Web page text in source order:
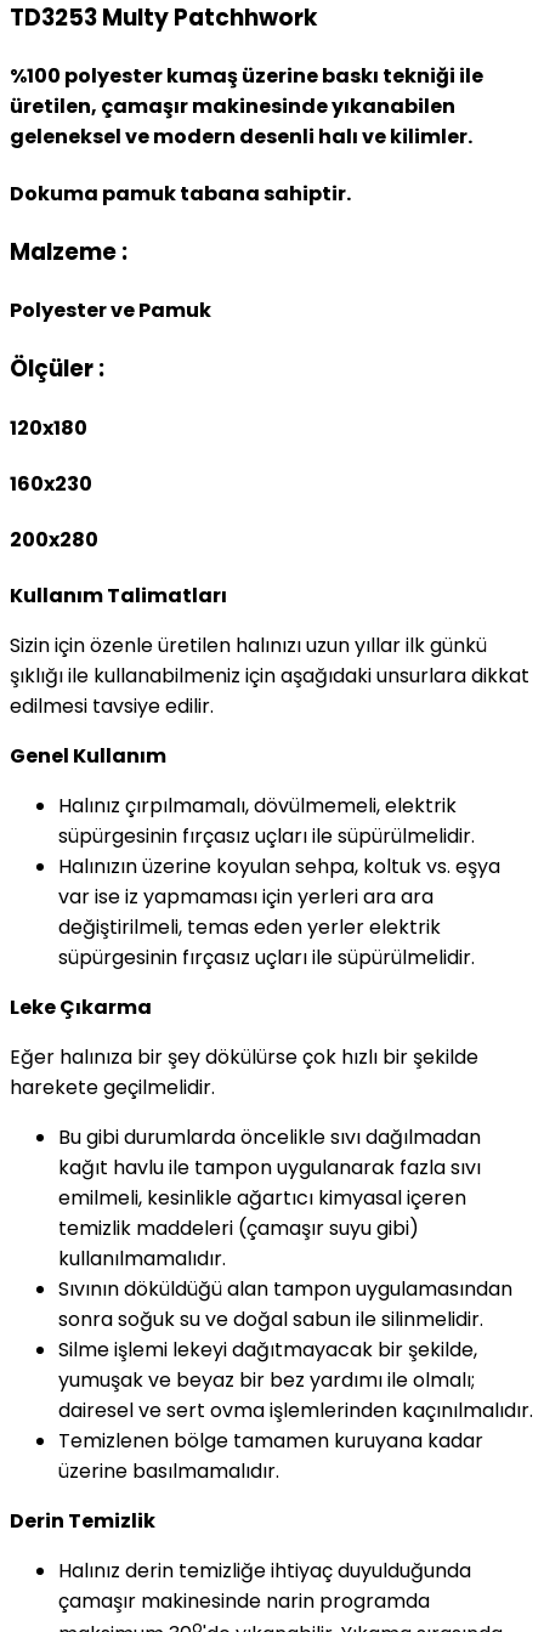
TD3253 Multy Patchhwork
%100 polyester kumaş üzerine baskı tekniği ile
üretilen, çamaşır makinesinde yıkanabilen
geleneksel ve modern desenli halı ve kilimler.
Dokuma pamuk tabana sahiptir.
Malzeme :
Polyester ve Pamuk
Ölçüler :
120x180
160x230
200x280
Kullanım Talimatları
Sizin için özenle üretilen halınızı uzun yıllar ilk günkü
şıklığı ile kullanabilmeniz için aşağıdaki unsurlara dikkat
edilmesi tavsiye edilir.
Genel Kullanım
Halınız çırpılmamalı, dövülmemeli, elektrik
süpürgesinin fırçasız uçları ile süpürülmelidir.
Halınızın üzerine koyulan sehpa, koltuk vs. eşya
var ise iz yapmaması için yerleri ara ara
değiştirilmeli, temas eden yerler elektrik
süpürgesinin fırçasız uçları ile süpürülmelidir.
Leke Çıkarma
Eğer halınıza bir şey dökülürse çok hızlı bir şekilde
harekete geçilmelidir.
Bu gibi durumlarda öncelikle sıvı dağılmadan
kağıt havlu ile tampon uygulanarak fazla sıvı
emilmeli, kesinlikle ağartıcı kimyasal içeren
temizlik maddeleri (çamaşır suyu gibi)
kullanılmamalıdır.
Sıvının döküldüğü alan tampon uygulamasından
sonra soğuk su ve doğal sabun ile silinmelidir.
Silme işlemi lekeyi dağıtmayacak bir şekilde,
yumuşak ve beyaz bir bez yardımı ile olmalı;
dairesel ve sert ovma işlemlerinden kaçınılmalıdır.
Temizlenen bölge tamamen kuruyana kadar
üzerine basılmamalıdır.
Derin Temizlik
Halınız derin temizliğe ihtiyaç duyulduğunda
çamaşır makinesinde narin programda